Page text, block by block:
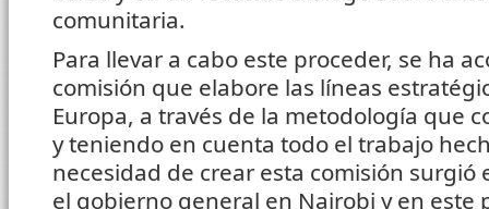
comunitaria.
Para llevar a cabo este proceder, se ha
comisión que elabore las líneas
Europa, a través de la metodología que
y teniendo en cuenta todo el trabajo
necesidad de crear esta comisión
el gobierno general en Nairobi y en este